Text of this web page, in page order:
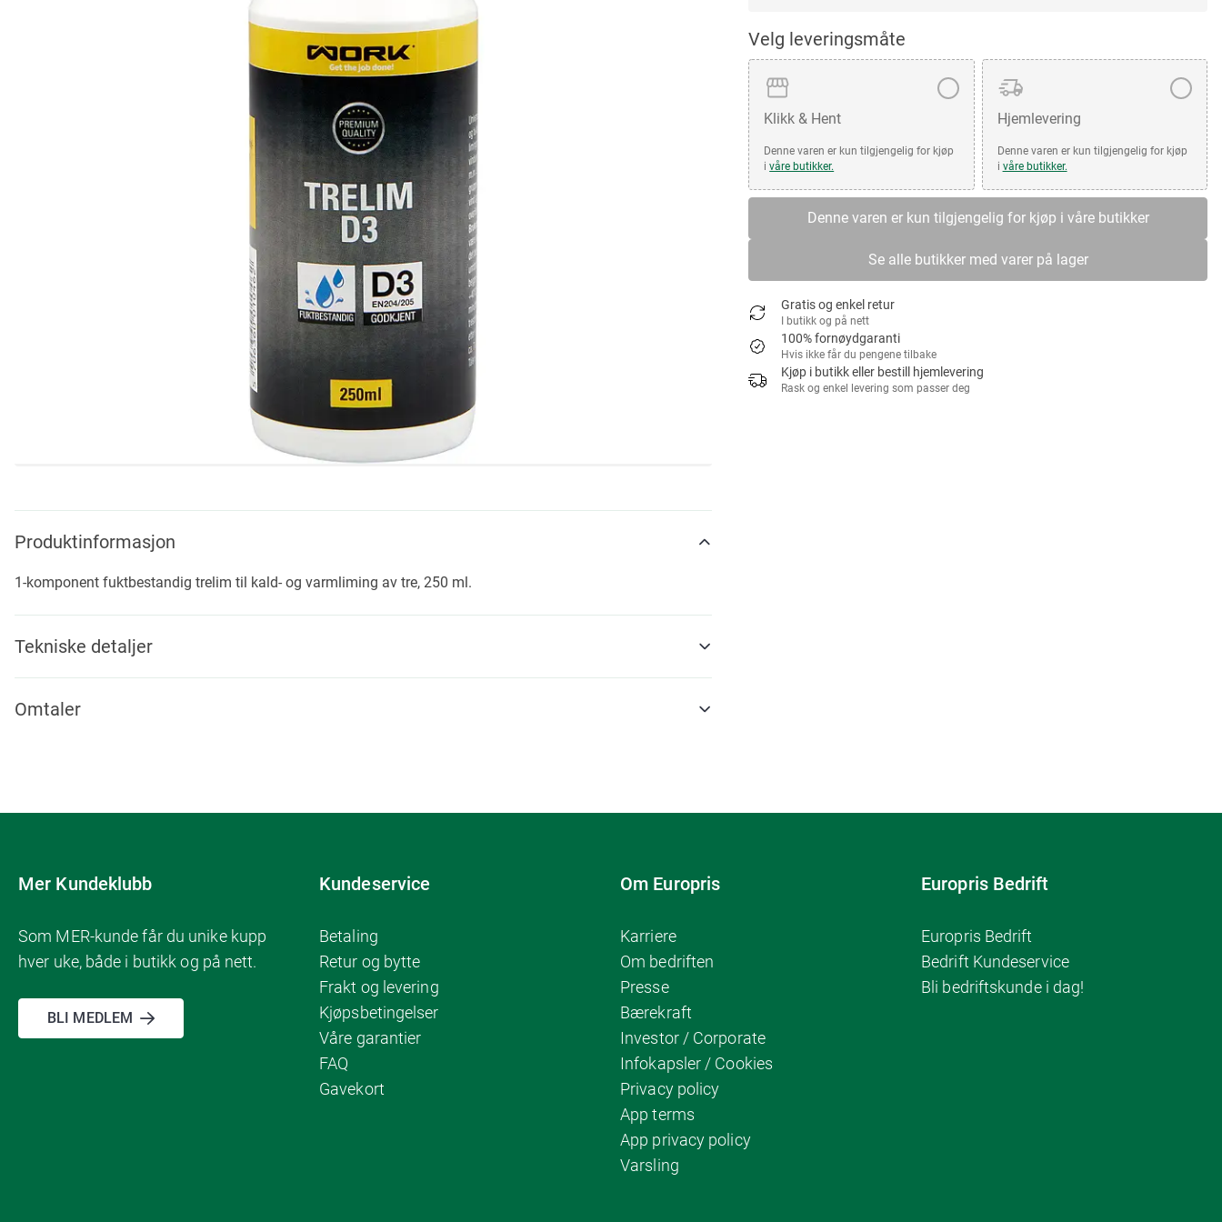
Velg leveringsmåte
Klikk & Hent
Denne varen er kun tilgjengelig for kjøp
ivåre butikker.
Hjemlevering
Denne varen er kun tilgjengelig for kjøp
i våre butikker.
Denne varen er kun tilgjengelig for kjøp i våre butikker
Se alle butikker med varer på lager
Gratis og enkel retur
I butikk og på nett
100% fornøydgaranti
Hvis ikke får du pengene tilbake
Kjøp i butikk eller bestill hjemlevering
Rask og enkel levering som passer deg
the
beginning
the
images
gallery
Produktinformasjon
1-komponent fuktbestandig trelim til kald- og varmliming av tre, 250 ml.
Tekniske detaljer
Omtaler
Mer Kundeklubb
Som MER-kunde får du unike kupp
hver uke, både i butikk og på nett.
BLI MEDLEM
Kundeservice
Betaling
Retur og bytte
Frakt og levering
Kjøpsbetingelser
Våre garantier
FAQ
Gavekort
Om Europris
Karriere
Om bedriften
Presse
Bærekraft
Investor / Corporate
Infokapsler / Cookies
Privacy policy
App terms
App privacy policy
Varsling
Europris Bedrift
Europris Bedrift
Bedrift Kundeservice
Bli bedriftskunde i dag!